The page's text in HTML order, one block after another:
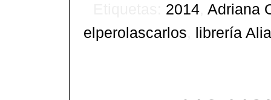
2014 Adriana
elperolascarlos librería